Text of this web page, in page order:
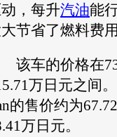
，每升汽油能
节省了燃料费
车的价格在
万日元之间
的售价约为
万日元。